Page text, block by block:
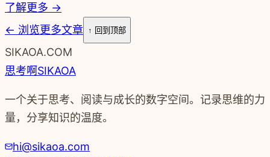
了解更多 →
← 浏览更多文章 ↑ 回到顶部
SIKAOA.COM
思考啊SIKAOA
一个关于思考、阅读与成长的数字空间。记录思维的力
量，分享知识的温度。
hi@sikaoa.com